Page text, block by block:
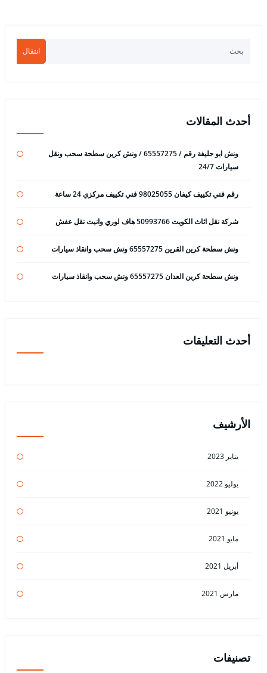
انتقال
أحدث المقالات
ونش ابو حليفة رقم / 65557275 / ونش كرين سطحة سحب ونقل
سيارات 24/7
رقم فني تكييف كيفان 98025055 فني تكييف مركزي 24 ساعة
شركة نقل اثاث الكويت 50993766 هاف لوري وانيت نقل عفش
ونش سطحة كرين القرين 65557275 ونش سحب وانقاذ سيارات
ونش سطحة كرين العدان 65557275 ونش سحب وانقاذ سيارات
أحدث التعليقات
الأرشيف
يناير 2023
يوليو 2022
يونيو 2021
مايو 2021
أبريل 2021
مارس 2021
تصنيفات